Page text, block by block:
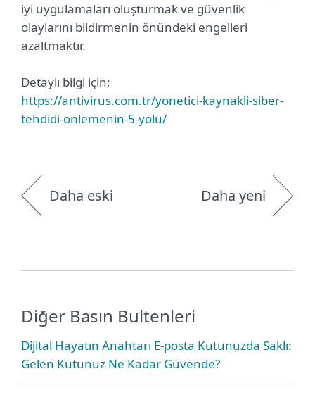
iyi uygulamaları oluşturmak ve güvenlik
olaylarını bildirmenin önündeki engelleri
azaltmaktır.
Detaylı bilgi için;
https://antivirus.com.tr/yonetici-kaynakli-siber-
tehdidi-onlemenin-5-yolu/
Daha eski Daha yeni
Diğer Basın Bultenleri
Dijital Hayatın Anahtarı E-posta Kutunuzda Saklı:
Gelen Kutunuz Ne Kadar Güvende?